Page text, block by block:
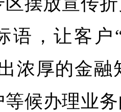
语，让客户
浓厚的金
等候办理业